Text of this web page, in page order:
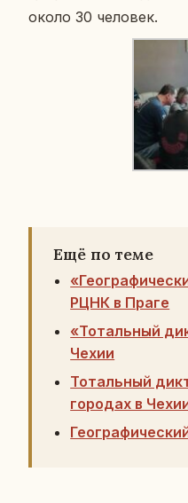
около 30 че­ло­век.
Ещё по теме
РЦНК в Праге
«Тотальный
Чехии
Тотальный
городах в